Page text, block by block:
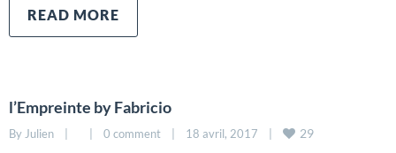
READ MORE
l’Empreinte by Fabricio
By Julien 0 comment 18 avril, 2017 29